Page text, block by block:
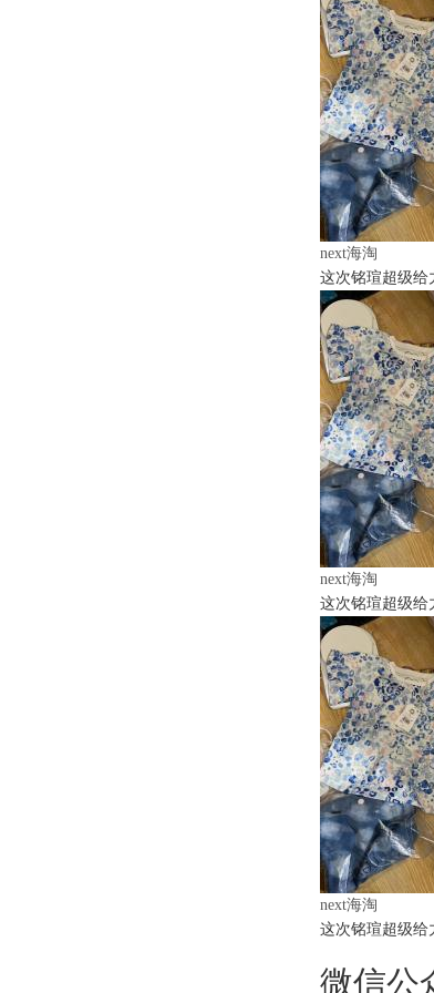
next海淘
这次铭瑄超级给
next海淘
这次铭瑄超级给
next海淘
这次铭瑄超级给
微信公